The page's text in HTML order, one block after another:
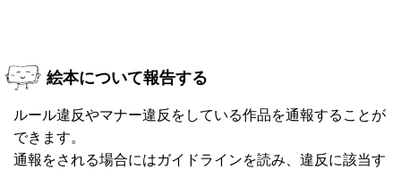
絵本について報告する
ルール違反やマナー違反をしている作品を通報することが
できます。
通報をされる場合にはガイドラインを読み、違反に該当す